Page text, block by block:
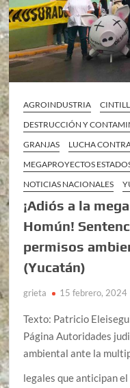
AGROINDUSTRIA
DESTRUCCIÓN Y
GRANJAS
LUCHA
MEGAPROYECTOS
NOTICIAS NACIONALES
¡Adiós a la
Homún!
permisos
(Yucatán)
grieta 15 febrero, 2024
Texto: Patricio
Página Autoridades
ambiental ante la
legales que anticipan